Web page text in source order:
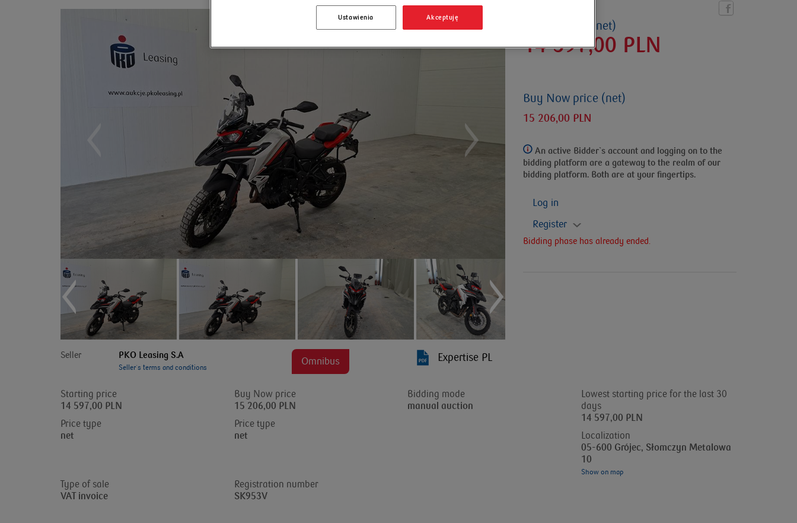
Current price (net)
14 597,00 PLN
Buy Now price (net)
15 206,00 PLN
An active Bidder`s account and logging on to the
bidding platform are a gateway to the realm of our
bidding platform. Both are at your fingertips.
Log in
Register
Bidding phase has already ended.
Seller PKO Leasing S.A
Seller`s terms and conditions
Omnibus Expertise PL
Starting price
14 597,00 PLN
Price type
net
Buy Now price
15 206,00 PLN
Price type
net
Bidding mode
manual auction
Lowest starting price for the last 30
days
14 597,00 PLN
Localization
05-600 Grójec, Słomczyn Metalowa
10
Show on map
Type of sale
VAT invoice
Registration number
SK953V
Akceptuję
Ustawienia